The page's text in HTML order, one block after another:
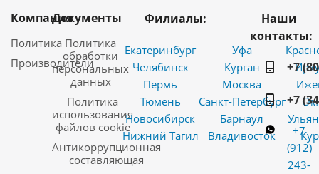
Компания
Политика
Производители
Документы
Политика
обработки
персональных
данных
Политика
использования
файлов cookie
Антикоррупционная
составляющая
Филиалы:
Екатеринбург
Челябинск
Пермь
Тюмень
Новосибирск
Нижний Тагил
Уфа
Курган
Москва
Санкт-Петербург
Барнаул
Владивосток
Наши
контакты:
+7
+7
+7
(912)
243-